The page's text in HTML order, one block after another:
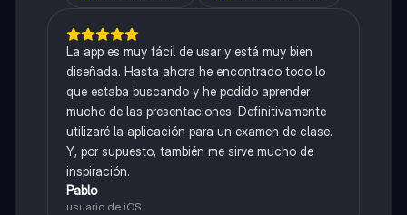
La app es muy fácil de usar y está muy bien
diseñada. Hasta ahora he encontrado todo lo
que estaba buscando y he podido aprender
mucho de las presentaciones. Definitivamente
utilizaré la aplicación para un examen de clase.
Y, por supuesto, también me sirve mucho de
inspiración.
Pablo
usuario de iOS